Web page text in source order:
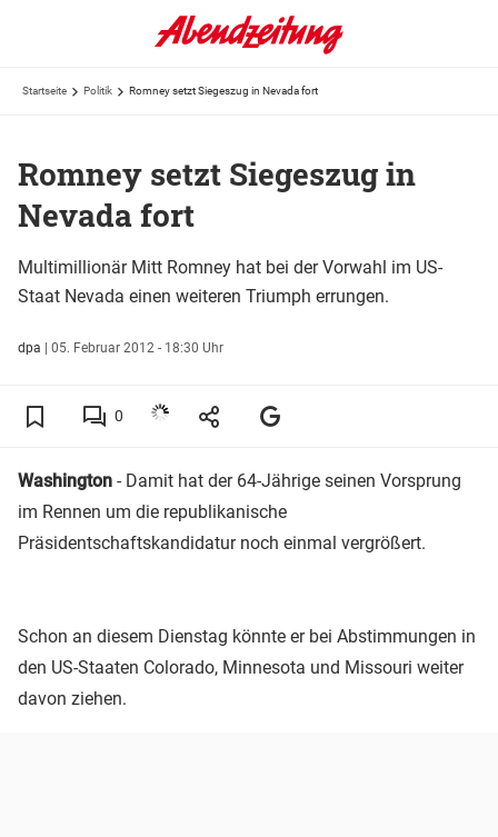
Startseite Politik Romney setzt Siegeszug in Nevada fort
Romney setzt Siegeszug in
Nevada fort
Multimillionär Mitt Romney hat bei der Vorwahl im US-
Staat Nevada einen weiteren Triumph errungen.
dpa | 05. Februar 2012 - 18:30 Uhr
0
Washington - Damit hat der 64-Jährige seinen Vorsprung
im Rennen um die republikanische
Präsidentschaftskandidatur noch einmal vergrößert.
Schon an diesem Dienstag könnte er bei Abstimmungen in
den US-Staaten Colorado, Minnesota und Missouri weiter
davon ziehen.